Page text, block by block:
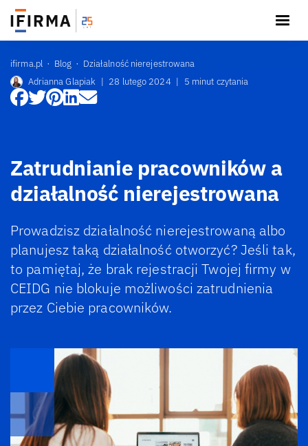
ifirma.pl Blog
Działalność nierejestrowana
Adrianna Glapiak | 28 lutego 2024 | 5 minut czytania
Zatrudnianie pracowników a
działalność nierejestrowana
Prowadzisz działalność nierejestrowaną albo
planujesz taką działalność otworzyć? Jeśli tak,
to pamiętaj, że brak rejestracji Twojej firmy w
CEIDG nie blokuje możliwości zatrudnienia
przez Ciebie pracowników.